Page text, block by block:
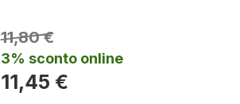
11,80 €
3% sconto online
11,45 €